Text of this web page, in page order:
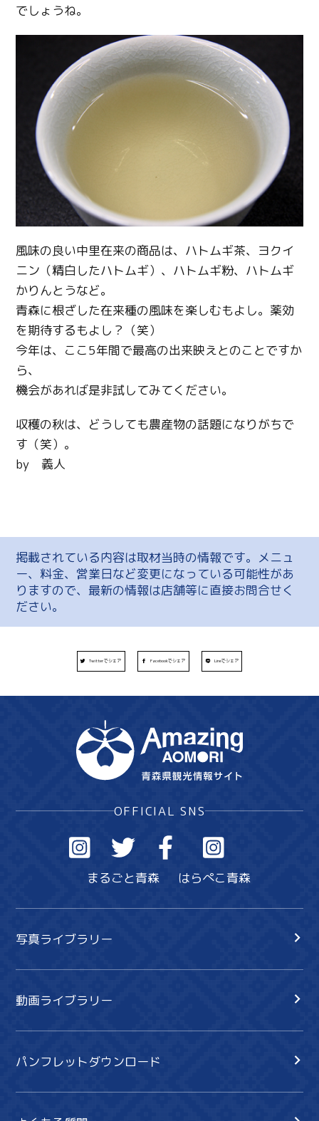
でしょうね。
風味の良い中里在来の商品は、ハトムギ茶、ヨクイ
ニン（精白したハトムギ）、ハトムギ粉、ハトムギ
かりんとうなど。
青森に根ざした在来種の風味を楽しむもよし。薬効
を期待するもよし？（笑）
今年は、ここ5年間で最高の出来映えとのことですか
ら、
機会があれば是非試してみてください。
収穫の秋は、どうしても農産物の話題になりがちで
す（笑）。
by 義人
掲載されている内容は取材当時の情報です。メニュ
ー、料金、営業日など変更になっている可能性があ
りますので、最新の情報は店舗等に直接お問合せく
ださい。
Twitterでシェア Facebookでシェア Lineでシェア
OFFICIAL SNS
まるごと青森 はらぺこ青森
写真ライブラリー
動画ライブラリー
パンフレットダウンロード